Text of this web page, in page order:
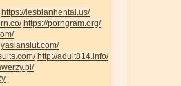
https://lesbianhentai.us/
https://porngram.org/
http://adult814.info/